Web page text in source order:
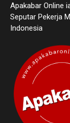
Apakabar Online
Seputar Pekerja
Indonesia